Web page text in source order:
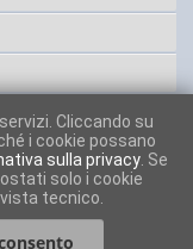
Cliccando su
i cookie possano
sulla privacy . Se
solo i cookie
tecnico.